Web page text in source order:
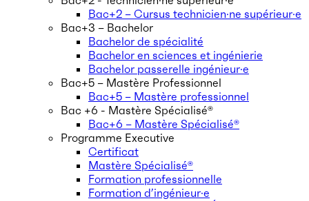
Bac+2 – Cursus technicien·ne supérieur·e
Bac+3 – Bachelor
Bachelor de spécialité
Bachelor en sciences et ingénierie
Bachelor passerelle ingénieur·e
Bac+5 – Mastère Professionnel
Bac+5 – Mastère professionnel
Bac +6 - Mastère Spécialisé®
Bac+6 – Mastère Spécialisé®
Programme Executive
Certificat
Mastère Spécialisé®
Formation professionnelle
Formation d’ingénieur·e